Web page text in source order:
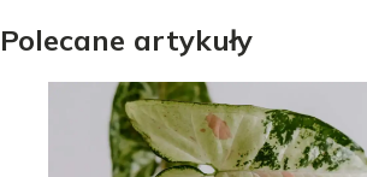
Polecane artykuły